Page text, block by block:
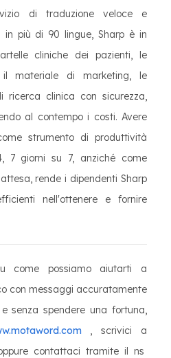
di traduzione veloce e
in più di 90 lingue, Sharp è in
cliniche dei pazienti, le
il materiale di marketing, le
ricerca clinica con sicurezza,
al contempo i costi. Avere
strumento di produttività
7 giorni su 7, anziché come
rende i dipendenti Sharp
nell'ottenere e fornire
come possiamo aiutarti a
con messaggi accuratamente
senza spendere una fortuna,
, scrivici a
contattaci tramite il ns